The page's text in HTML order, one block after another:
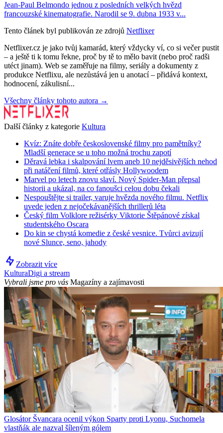
Jean-Paul Belmondo jednou z posledních velkých hvězd
francouzské kinematografie. Narodil se 9. dubna 1933 v...
Tento článek byl publikován ze zdrojů Netflixer
Netflixer.cz je jako tvůj kamarád, který vždycky ví, co si večer pustit
– a ještě ti k tomu řekne, proč by tě to mělo bavit (nebo proč radši
utéct jinam). Web se zaměřuje na filmy, seriály a dokumenty z
produkce Netflixu, ale nezůstává jen u anotací – přidává kontext,
hodnocení, zákulisní...
Všechny články tohoto autora →
Další články z kategorie Kultura
Kvíz: Znáte dobře československé filmy pro pamětníky?
Mladší generace se u toho možná trochu zapotí
Děravá lebka i skalpování lvem aneb 10 nejděsivějších nehod
při natáčení filmů, které otřásly Hollywoodem
Marvel po letech znovu slaví. Nový Spider-Man přepsal
historii a ukázal, na co fanoušci celou dobu čekali
Nespouštějte si trailer, varuje hvězda nového filmu. Netflix
uvede jeden z nejočekávanějších thrillerů léta
Český film Volklore režisérky Viktorie Štěpánové získal
studentského Oscara
Do kin se chystá komedie z české vesnice. Tvůrci avizují
nové Slunce, seno, jahody
Zobrazit více
KulturaDigi a stream
Vybrali jsme pro vás Magazíny a zajímavosti
Glosátor Švancara ocenil výkon Sparty proti Lyonu, Suchomela
vlastňák ale nazval šíleným gólem